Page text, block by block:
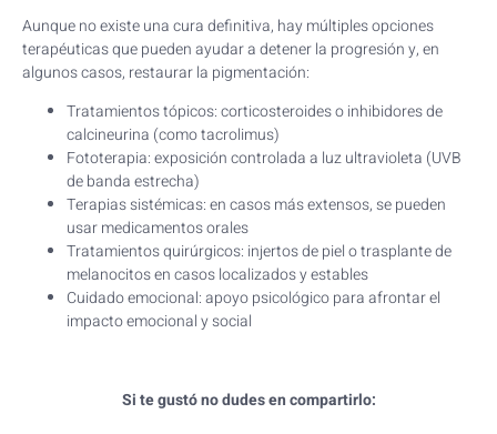
Aunque no existe una cura definitiva, hay múltiples opciones
terapéuticas que pueden ayudar a detener la progresión y, en
algunos casos, restaurar la pigmentación:
Tratamientos tópicos: corticosteroides o inhibidores de
calcineurina (como tacrolimus)
Fototerapia: exposición controlada a luz ultravioleta (UVB
de banda estrecha)
Terapias sistémicas: en casos más extensos, se pueden
usar medicamentos orales
Tratamientos quirúrgicos: injertos de piel o trasplante de
melanocitos en casos localizados y estables
Cuidado emocional: apoyo psicológico para afrontar el
impacto emocional y social
Si te gustó no dudes en compartirlo: